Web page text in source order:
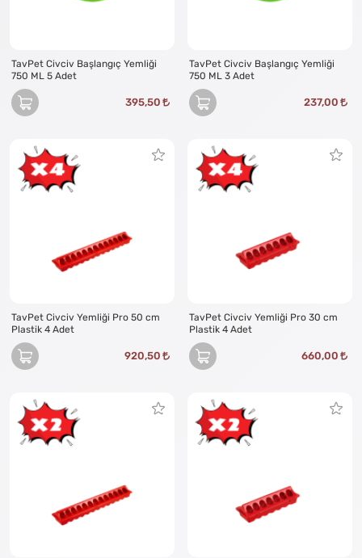
TavPet Civciv Başlangıç Yemliği
750 ML 5 Adet
395,50
TavPet Civciv Başlangıç Yemliği
750 ML 3 Adet
237,00
TavPet Civciv Yemliği Pro 50 cm
Plastik 4 Adet
920,50
TavPet Civciv Yemliği Pro 30 cm
Plastik 4 Adet
660,00